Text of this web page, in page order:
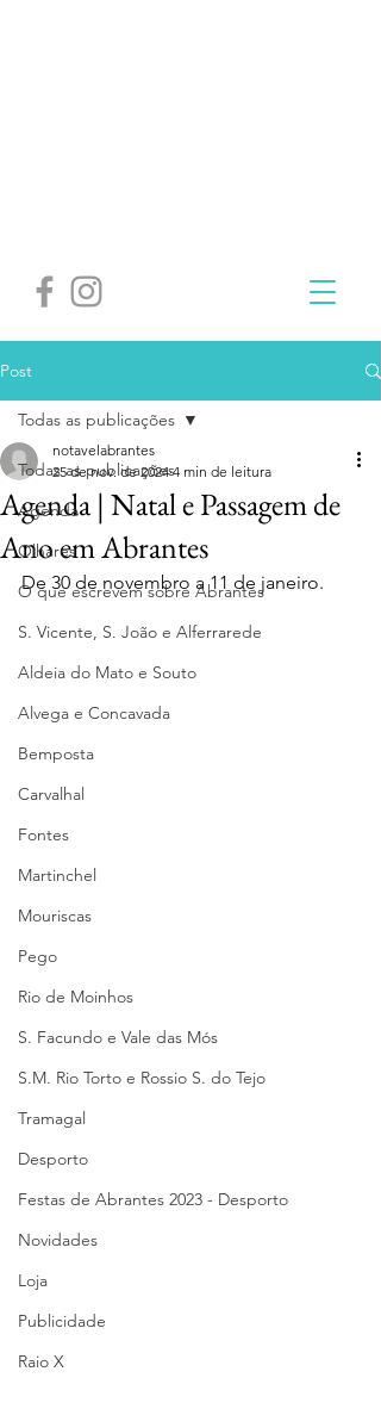
Post
Todas as publicações
Agenda
Olhares
O que escrevem sobre Abrantes
S. Vicente, S. João e Alferrarede
Aldeia do Mato e Souto
Alvega e Concavada
Bemposta
Carvalhal
Fontes
Martinchel
Mouriscas
Pego
Rio de Moinhos
S. Facundo e Vale das Mós
S.M. Rio Torto e Rossio S. do Tejo
Tramagal
Desporto
Festas de Abrantes 2023 - Desporto
Novidades
Loja
Publicidade
Raio X
Todas as publicações
Agenda | Natal e Passagem de
Ano em Abrantes
notavelabrantes
25 de nov. de 2024 4 min de leitura
De 30 de novembro a 11 de janeiro.